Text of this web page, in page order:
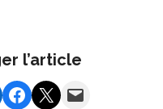
l’article
on LinkedIn
Share on Facebook
Share on X Email this Page